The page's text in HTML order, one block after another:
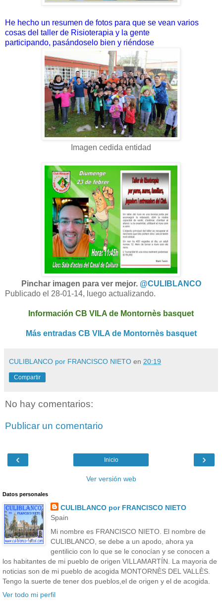
He hecho un resumen de fotos para que se vean varios
cosas del taller de Risioterapia y la gente
participando, pasándoselo bien y riéndose
Imagen cedida entidad
Pinchar imagen para ver mejor. @CULIBLANCO
Publicado el 28-01-14, luego actualizando.
Información CB VILA de Montornès basquet
Más entradas CB VILA de Montornès basquet
CULIBLANCO por FRANCISCO NIETO en 20:19
Compartir
No hay comentarios:
Publicar un comentario
‹ ›
Inicio
Ver versión web
Datos personales
CULIBLANCO por FRANCISCO NIETO
Spain
Mi nombre es FRANCISCO NIETO. El nombre de
CULIBLANCO, se debe a un apodo, ahora ya
gentilicio con lo que se le conocían y se conocen a
los habitantes de mi pueblo de origen VILLAMARTÍN. La mayoria de
noticias son de mi pueblo de acogida MONTORNÈS DEL VALLÈS.
Tengo la suerte de tener dos pueblos,el de origen y el de acogida.
Ver todo mi perfil